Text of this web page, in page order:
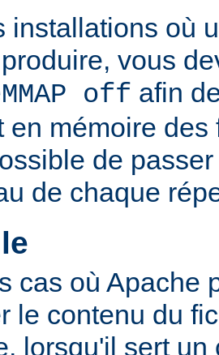
installations où
vous
off afin
en mémoire
de
de chaque
cas où Apache
le contenu du
lorsqu'il sert un